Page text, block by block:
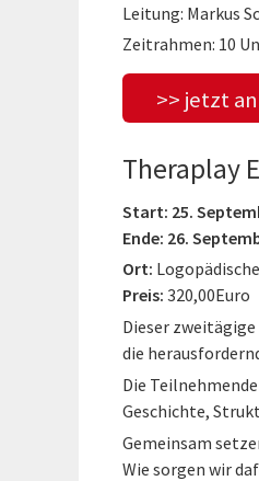
Leitung: Markus
Zeitrahmen: 10
>> jetzt
Theraplay
Start: 25.
Ende: 26.
Ort:
Preis: 320,00Euro
Dieser
die
Die
Geschichte,
Gemeinsam
Wie sorgen wir